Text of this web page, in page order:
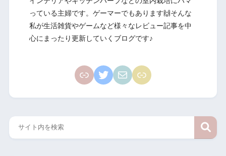
っている主婦です。ゲーマーでもあります🙌そんな
私が生活雑貨やゲームなど様々なレビュー記事を中
心にまったり更新していくブログです♪